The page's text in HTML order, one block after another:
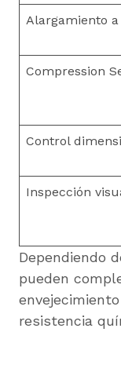
Alargamiento
Compression
Control
Inspección
Dependiendo
pueden
resistencia